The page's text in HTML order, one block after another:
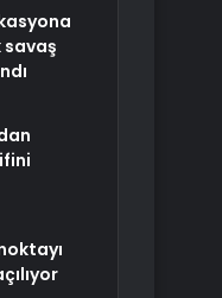
savaş